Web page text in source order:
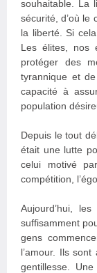
souhaitable. La
sécurité, d’où le
la liberté. Si
Les élites, nos
protéger des
tyrannique et
capacité à
population
Depuis le tout
était une lutte
celui motivé
compétition,
Aujourd’hui,
suffisamment
gens
l’amour. Ils
gentillesse.